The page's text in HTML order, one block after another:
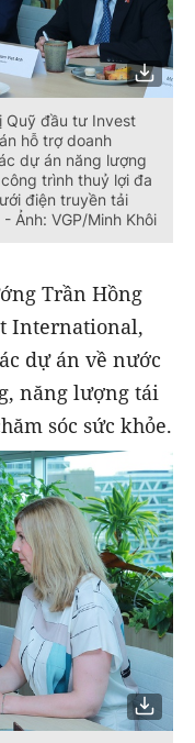
Quỹ đầu tư Invest
hỗ trợ doanh
dự án năng lượng
trình thuỷ lợi đa
điện truyền tải
Ảnh: VGP/Minh Khôi
Trần Hồng
International,
dự án về nước
năng lượng tái
sóc sức khỏe.